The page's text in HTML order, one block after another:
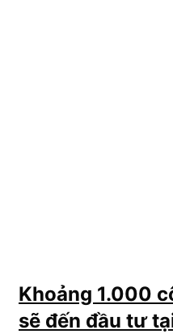
Khoảng 1.000
sẽ đến đầu tư